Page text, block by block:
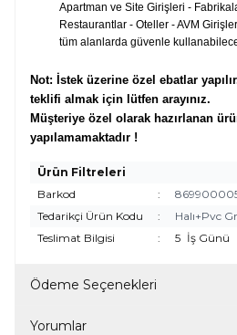
Apartman ve Site Girişleri -
Restaurantlar - Oteller - AVM
tüm alanlarda güvenle
Not: İstek üzerine özel ebatlar
teklifi almak için lütfen arayınız.
Müşteriye özel olarak hazırlanan
yapılamamaktadır !
Ürün Filtreleri
Barkod
:
Tedarikçi Ürün Kodu
:
Halı+Pvc
Teslimat Bilgisi
: 5 İş Günü
Ödeme Seçenekleri
Yorumlar